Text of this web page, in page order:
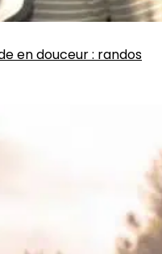
en douceur : randos